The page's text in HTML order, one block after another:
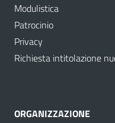
Modulistica
Patrocinio
Privacy
Richiesta intitolazione
ORGANIZZAZIONE